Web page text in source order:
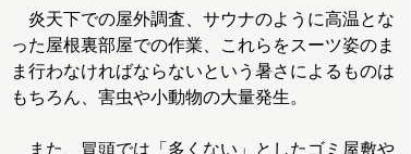
炎天下での屋外調査、サウナのように高温とな
った屋根裏部屋での作業、これらをスーツ姿のま
ま行わなければならないという暑さによるものは
もちろん、害虫や小動物の大量発生。
また、冒頭では「多くない」としたゴミ屋敷や